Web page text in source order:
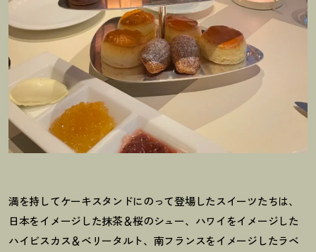
満を持してケーキスタンドにのって登場したスイーツたちは、
日本をイメージした抹茶＆桜のシュー、ハワイをイメージした
ハイビスカス＆ベリータルト、南フランスをイメージしたラベ